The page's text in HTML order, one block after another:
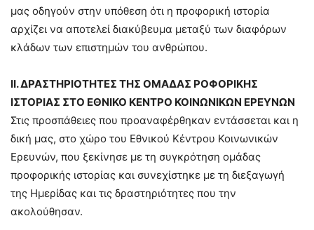
μας οδηγούν στην υπόθεση ότι η προφορική ιστορία
αρχίζει να αποτελεί διακύβευμα μεταξύ των διαφόρων
κλάδων των επιστημών του ανθρώπου.
ΙΙ. ΔΡΑΣΤΗΡΙΟΤΗΤΕΣ ΤΗΣ ΟΜΑΔΑΣ ΡΟΦΟΡΙΚΗΣ
ΙΣΤΟΡΙΑΣ ΣΤΟ ΕΘΝΙΚΟ ΚΕΝΤΡΟ ΚΟΙΝΩΝΙΚΩΝ ΕΡΕΥΝΩΝ
Στις προσπάθειες που προαναφέρθηκαν εντάσσεται και η
δική μας, στο χώρο του Εθνικού Κέντρου Κοινωνικών
Ερευνών, που ξεκίνησε με τη συγκρότηση ομάδας
προφορικής ιστορίας και συνεχίστηκε με τη διεξαγωγή
της Ημερίδας και τις δραστηριότητες που την
ακολούθησαν.